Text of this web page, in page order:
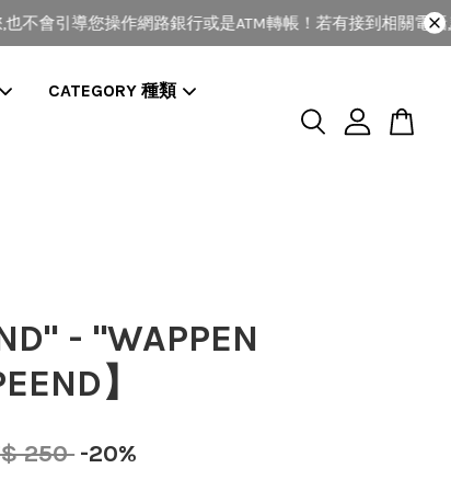
會引導您操作網路銀行或是ATM轉帳！若有接到相關電話,
CATEGORY 種類
- "WAPPEN
】
250 -20%